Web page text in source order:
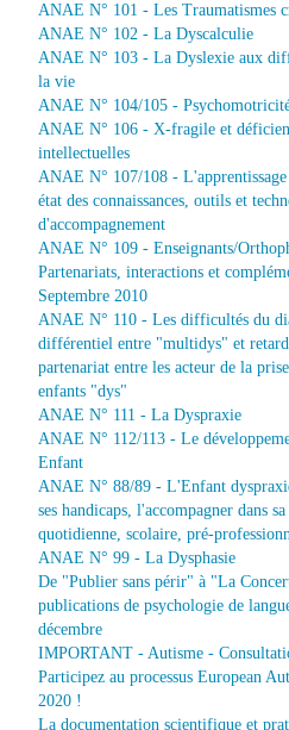
ANAE N° 101 - Les Traumatismes
ANAE N° 102 - La Dyscalculie
ANAE N° 103 - La Dyslexie aux
la vie
ANAE N° 104/105 -
ANAE N° 106 - X-fragile et
intellectuelles
ANAE N° 107/108 -
état des connaissances, outils et
d'accompagnement
ANAE N° 109 - Enseignants/
Partenariats, interactions et
Septembre 2010
ANAE N° 110 - Les difficultés du
différentiel entre "multidys" et
partenariat entre les acteur de la
enfants "dys"
ANAE N° 111 - La Dyspraxie
ANAE N° 112/113 - Le
Enfant
ANAE N° 88/89 - L'Enfant
ses handicaps, l'accompagner dans
quotidienne, scolaire, pré-
ANAE N° 99 - La Dysphasie
De "Publier sans périr" à "La
publications de psychologie de
décembre
IMPORTANT - Autisme -
Participez au processus European
2020 !
La documentation scientifique et